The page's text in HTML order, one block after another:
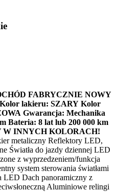
FABRYCZNIE NOWY
Kolor lakieru: SZARY Kolor
Gwarancja: Mechanika
Bateria: 8 lat lub 200 000 km
W INNYCH KOLORACH!
metaliczny Reflektory LED,
Światła do jazdy dziennej LED
z wyprzedzeniem/funkcja
system sterowania światłami
LED Dach panoramiczny z
Aluminiowe relingi